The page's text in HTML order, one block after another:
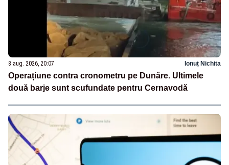
8 aug. 2026, 20:07 Ionuț Nichita
Operațiune contra cronometru pe Dunăre. Ultimele
două barje sunt scufundate pentru Cernavodă